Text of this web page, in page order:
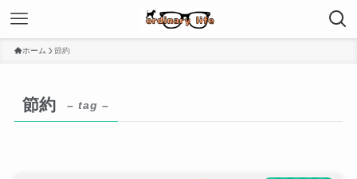
ホーム 節約
節約 – tag –